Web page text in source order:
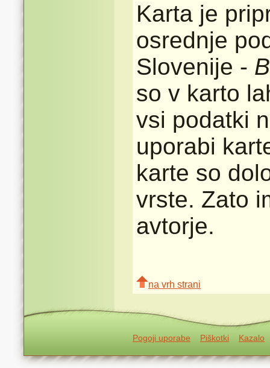
Karta je
osrednje
Slovenije -
so v karto
vsi podatki
uporabi
karte so
vrste. Zato
avtorje.
na vrh strani
Pogoji uporabe Piškotki Kazalo